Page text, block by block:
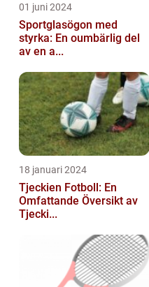
01 juni 2024
Sportglasögon med
styrka: En oumbärlig del
av en a...
18 januari 2024
Tjeckien Fotboll: En
Omfattande Översikt av
Tjecki...